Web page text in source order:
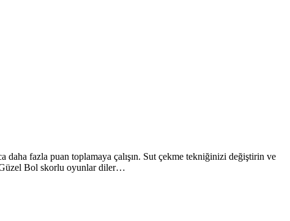
daha fazla puan toplamaya çalışın. Sut çekme tekniğinizi değiştirin ve
Güzel Bol skorlu oyunlar diler…